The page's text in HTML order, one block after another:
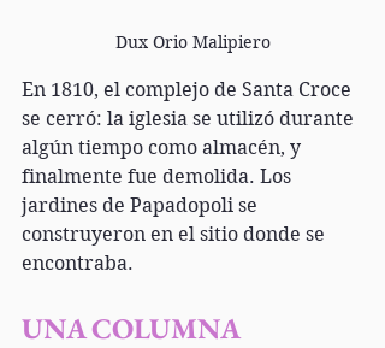
Dux Orio Malipiero
En 1810, el complejo de Santa Croce
se cerró: la iglesia se utilizó durante
algún tiempo como almacén, y
finalmente fue demolida. Los
jardines de Papadopoli se
construyeron en el sitio donde se
encontraba.
UNA COLUMNA